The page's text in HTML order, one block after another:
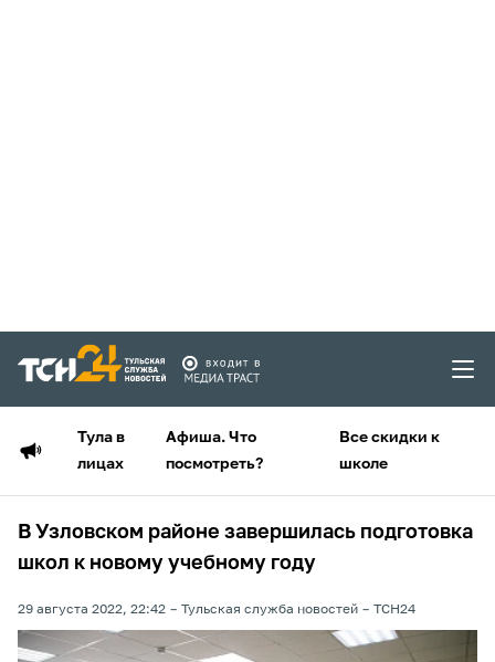
Тула в
лицах
Афиша. Что
посмотреть?
Все скидки к
школе
В Узловском районе завершилась подготовка
школ к новому учебному году
29 августа 2022, 22:42 Тульская служба новостей ТСН24